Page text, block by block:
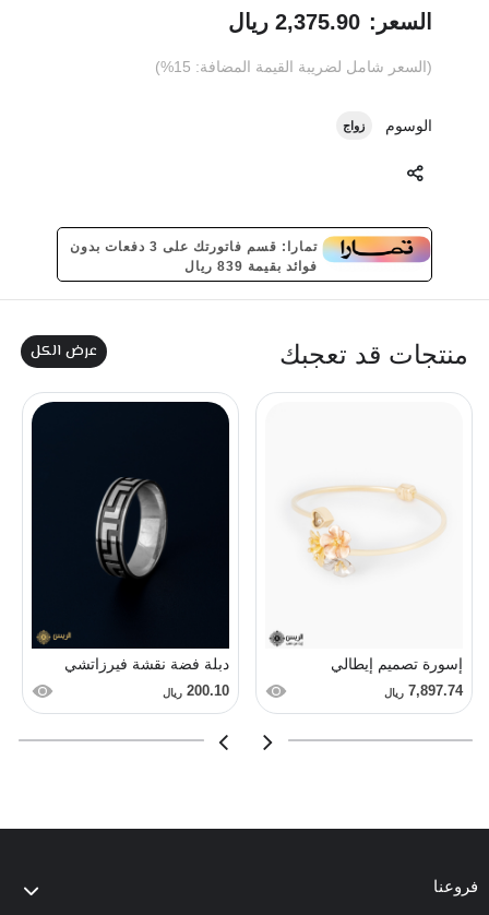
السعر: 2,375.90 ريال
(السعر شامل لضريبة القيمة المضافة: 15%)
الوسوم زواج
تمارا: قسم فاتورتك على 3 دفعات بدون
فوائد بقيمة 839 ريال
منتجات قد تعجبك عرض الكل
إسورة تصميم إيطالي
7,897.74 ريال
دبلة فضة نقشة فيرزاتشي
200.10 ريال
فروعنا